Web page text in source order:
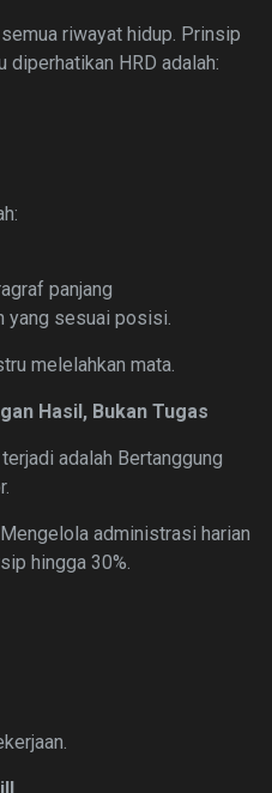
riwayat hidup. Prinsip
diperhatikan HRD adalah:
panjang
yang sesuai posisi.
melelahkan mata.
Hasil, Bukan Tugas
adalah Bertanggung
Mengelola administrasi harian
hingga 30%.